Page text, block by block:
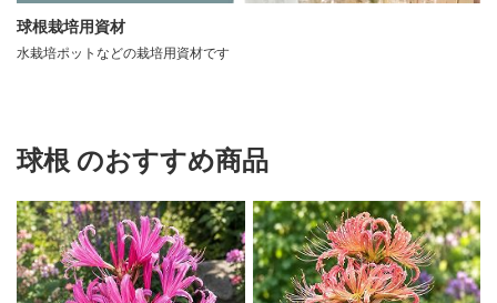
球根栽培用資材
水栽培ポットなどの栽培用資材です
球根 のおすすめ商品